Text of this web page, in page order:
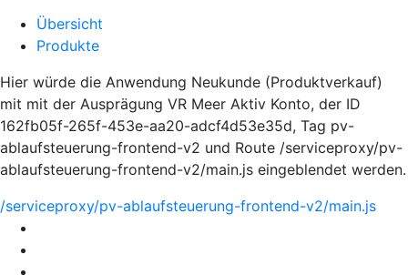
Übersicht
Produkte
Hier würde die Anwendung Neukunde (Produktverkauf)
mit mit der Ausprägung VR Meer Aktiv Konto, der ID
162fb05f-265f-453e-aa20-adcf4d53e35d, Tag pv-
ablaufsteuerung-frontend-v2 und Route /serviceproxy/pv-
ablaufsteuerung-frontend-v2/main.js eingeblendet werden.
/serviceproxy/pv-ablaufsteuerung-frontend-v2/main.js